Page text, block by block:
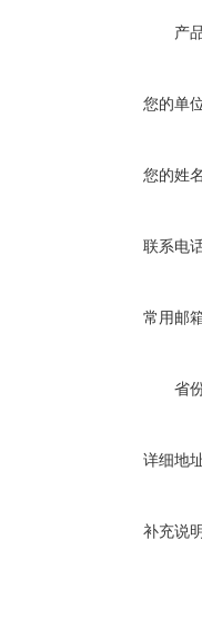
产
您的单
您的姓
联系电
常用邮
省
详细地
补充说